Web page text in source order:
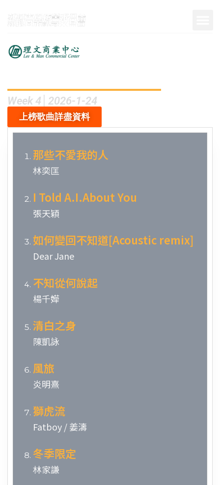
Week 4│2026-1-24
上榜歌曲詳盡資料
那些不愛我的人
林奕匡
I Told A.I.About You
張天穎
如何變回不知道[Acoustic remix]
Dear Jane
不知從何說起
楊千嬅
清白之身
陳凱詠
風旅
炎明熹
獅虎流
Fatboy / 姜濤
冬季限定
林家謙